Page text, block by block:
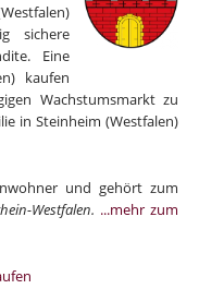
sichere
Eine
kaufen
Wachstumsmarkt zu
in Steinheim (Westfalen)
und gehört zum
Westfalen. ...mehr zum